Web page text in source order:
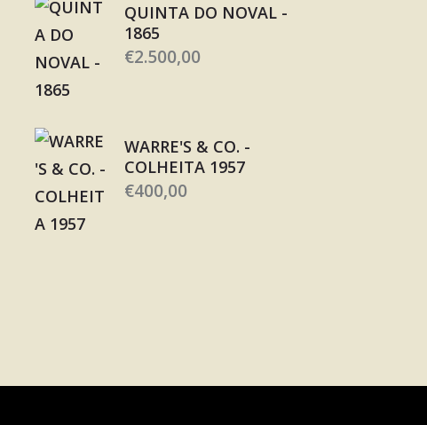
QUINTA DO NOVAL -
1865
€2.500,00
WARRE'S & CO. -
COLHEITA 1957
€400,00